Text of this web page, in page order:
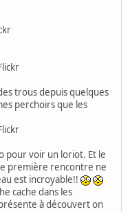
trous depuis quelques
perchoirs que les
pour voir un loriot. Et le
première rencontre ne
est incroyable!!
cache dans les
à découvert on